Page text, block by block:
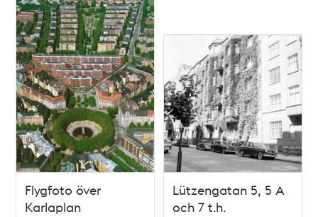
Flygfoto över
Karlaplan
Lützengatan 5, 5 A
och 7 t.h.